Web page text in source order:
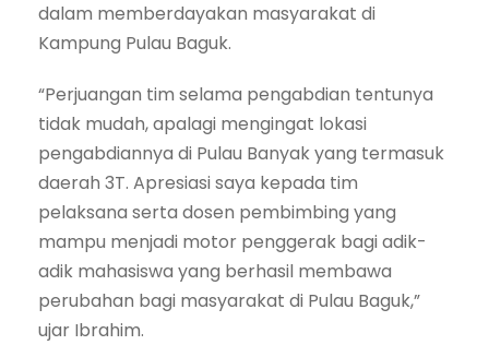
dalam memberdayakan masyarakat di
Kampung Pulau Baguk.
“Perjuangan tim selama pengabdian tentunya
tidak mudah, apalagi mengingat lokasi
pengabdiannya di Pulau Banyak yang termasuk
daerah 3T. Apresiasi saya kepada tim
pelaksana serta dosen pembimbing yang
mampu menjadi motor penggerak bagi adik-
adik mahasiswa yang berhasil membawa
perubahan bagi masyarakat di Pulau Baguk,”
ujar Ibrahim.